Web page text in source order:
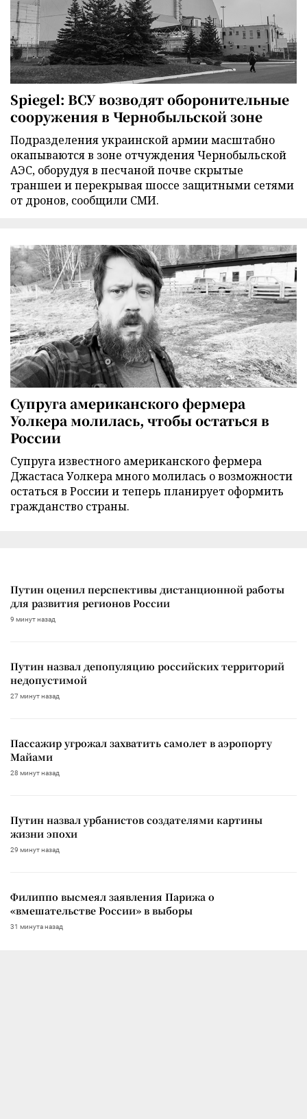
Spiegel: ВСУ возводят оборонительные
сооружения в Чернобыльской зоне
Подразделения украинской армии масштабно
окапываются в зоне отчуждения Чернобыльской
АЭС, оборудуя в песчаной почве скрытые
траншеи и перекрывая шоссе защитными сетями
от дронов, сообщили СМИ.
Супруга американского фермера
Уолкера молилась, чтобы остаться в
России
Супруга известного американского фермера
Джастаса Уолкера много молилась о возможности
остаться в России и теперь планирует оформить
гражданство страны.
Путин оценил перспективы дистанционной работы
для развития регионов России
9 минут назад
Путин назвал депопуляцию российских территорий
недопустимой
27 минут назад
Пассажир угрожал захватить самолет в аэропорту
Майами
28 минут назад
Путин назвал урбанистов создателями картины
жизни эпохи
29 минут назад
Филиппо высмеял заявления Парижа о
«вмешательстве России» в выборы
31 минута назад